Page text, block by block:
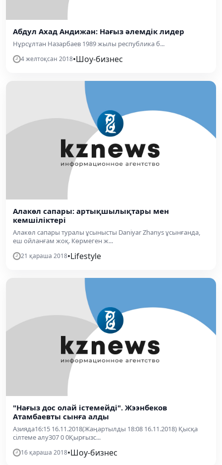
Абдул Ахад Андижан: Нағыз әлемдік лидер
Нұрсұлтан Назарбаев 1989 жылы республика б...
4 желтоқсан 2018•Шоу-бизнес
Алакөл сапары: артықшылықтары мен
кемшіліктері
Алакөл сапары туралы ұсынысты Daniyar Zhanys ұсынғанда,
еш ойланғам жоқ. Көрмеген ж...
21 қараша 2018•Lifestyle
"Нағыз дос олай істемейді". Жээнбеков
Атамбаевты сынға алды
Азияда16:15 16.11.2018(Жаңартылды 18:08 16.11.2018) Қысқа
сілтеме алу307 0 0Қырғызс...
16 қараша 2018•Шоу-бизнес